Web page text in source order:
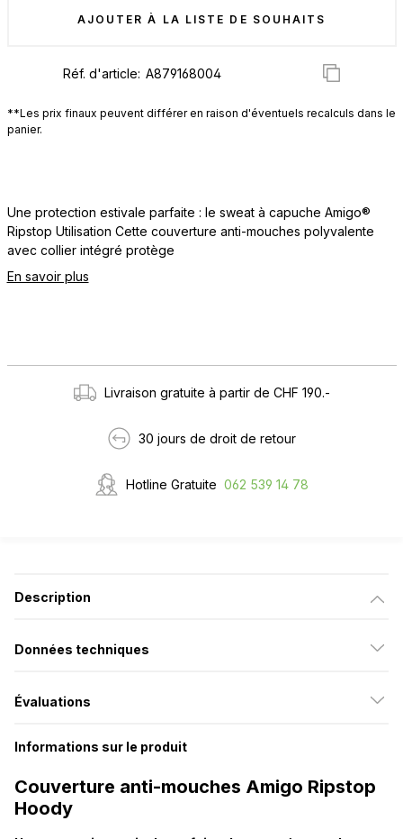
AJOUTER À LA LISTE DE SOUHAITS
Réf. d'article:
**Les prix finaux peuvent différer en raison d'éventuels recalculs dans le
panier.
Une protection estivale parfaite : le sweat à capuche Amigo®
Ripstop Utilisation Cette couverture anti-mouches polyvalente
avec collier intégré protège
En savoir plus
Livraison gratuite à partir de CHF 190.-
30 jours de droit de retour
Hotline Gratuite 062 539 14 78
Description
Données techniques
Évaluations
Informations sur le produit
Couverture anti-mouches Amigo Ripstop
Hoody